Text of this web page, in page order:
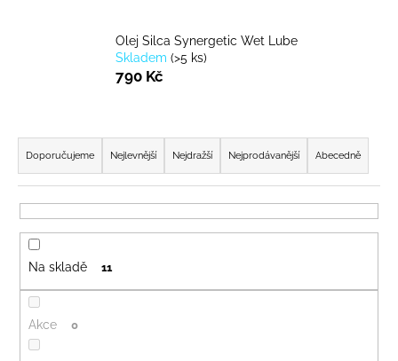
Olej Silca Synergetic Wet Lube
Skladem (>5 ks)
790 Kč
Ř
a
z
e
n
p
r
o
d
Doporučujeme Nejlevnější Nejdražší Nejprodávanější Abecedně
Na skladě 11
Akce 0
D
p